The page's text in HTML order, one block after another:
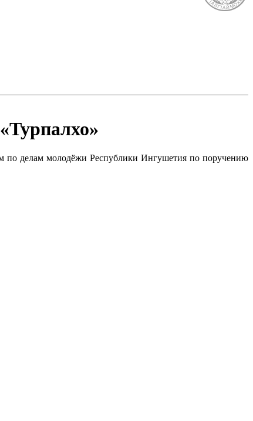
по делам молодёжи Республики Ингушетия по поручению